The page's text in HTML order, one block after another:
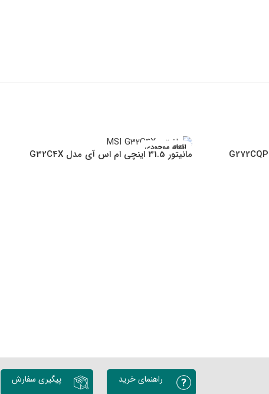
اتمام موجودی
مانیتور 31.5 اینچی ام اس آی مدل G32C4X
راهنمای خرید پیگیری سفارش